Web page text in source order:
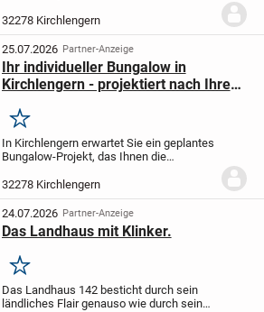
Einfamilienhaus mit 4 Zimmern auf
142,23 m² Wohnfläche - ganz nach Ihren...
32278 Kirchlengern
25.07.2026 Partner-Anzeige
Ihr individueller Bungalow in
Kirchlengern - projektiert nach Ihren
Merken
In Kirchlengern erwartet Sie ein geplantes
Bungalow-Projekt, das Ihnen die
Zuhause exakt nach Ihren Vorstellungen
zu gestalten. Mit einer Wohnfläche von
etwa 116,37...
32278 Kirchlengern
24.07.2026 Partner-Anzeige
Das Landhaus mit Klinker.
Merken
Das Landhaus 142 besticht durch sein
ländliches Flair genauso wie durch seine